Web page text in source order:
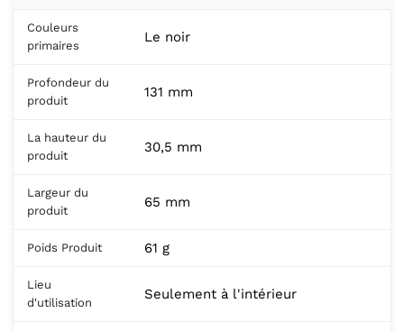
Couleurs
primaires
Le noir
Profondeur du
produit
131 mm
La hauteur du
produit
30,5 mm
Largeur du
produit
65 mm
Poids Produit 61 g
Lieu
d'utilisation
Seulement à l'intérieur